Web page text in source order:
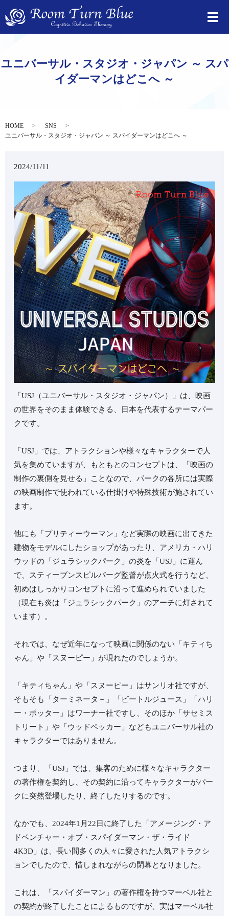
ユニバーサル・スタジオ・ジャパン ～ スパ
イダーマンはどこへ ～
HOME
SNS
ユニバーサル・スタジオ・ジャパン ～ スパイダーマンはどこへ ～
2024/11/11
「USJ（ユニバーサル・スタジオ・ジャパン）」は、映画
の世界をそのまま体験できる、日本を代表するテーマパー
クです。
「USJ」では、アトラクションや様々なキャラクターで人
気を集めていますが、もともとのコンセプトは、「映画の
制作の裏側を見せる」ことなので、パークの各所には実際
の映画制作で使われている仕掛けや特殊技術が施されてい
ます。
他にも「プリティーウーマン」など実際の映画に出てきた
建物をモデルにしたショップがあったり、アメリカ・ハリ
ウッドの「ジュラシックパーク」の炎を「USJ」に運ん
で、スティーブンスピルバーグ監督が点火式を行うなど、
初めはしっかりコンセプトに沿って進められていました
（現在も炎は「ジュラシックパーク」のアーチに灯されて
います）。
それでは、なぜ近年になって映画に関係のない「キティち
ゃん」や「スヌーピー」が現れたのでしょうか。
「キティちゃん」や「スヌーピー」はサンリオ社ですが、
そもそも「ターミネータ－」「ビートルジュース」「ハリ
ー・ポッター」はワーナー社ですし、そのほか「サセミス
トリート」や「ウッドペッカー」などもユニバーサル社の
キャラクターではありません。
つまり、「USJ」では、集客のために様々なキャラクター
の著作権を契約し、その契約に沿ってキャラクターがパー
クに突然登場したり、終了したりするのです。
なかでも、2024年1月22日に終了した「アメージング・ア
ドベンチャー・オブ・スパイダーマン・ザ・ライド
4K3D」は、長い間多くの人々に愛された人気アトラクシ
ョンでしたので、惜しまれながらの閉幕となりました。
これは、「スパイダーマン」の著作権を持つマーベル社と
の契約が終了したことによるものですが、実はマーベル社